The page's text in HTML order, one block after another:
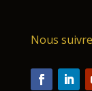
Nous suivre